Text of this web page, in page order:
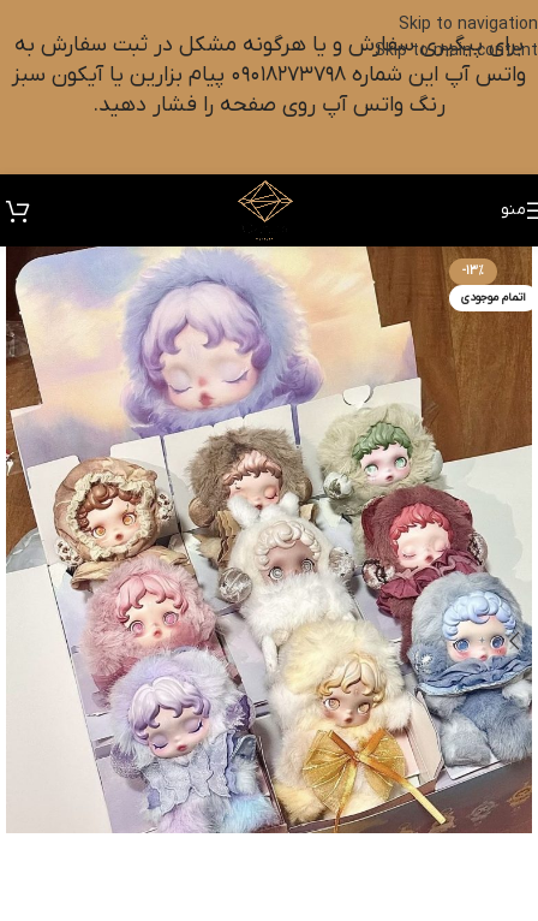
Skip to navigation
Skip to main content
برای پیگیری سفارش و یا هرگونه مشکل در ثبت سفارش به
واتس آپ این شماره ۰۹۰۱۸۲۷۳۷۹۸ پیام بزارین یا آیکون سبز
رنگ واتس آپ روی صفحه را فشار دهید.
منو
-13%
اتمام موجودی